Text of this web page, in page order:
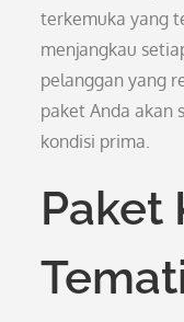
terkemuka yang
menjangkau
pelanggan yang
paket Anda akan
kondisi prima.
Paket